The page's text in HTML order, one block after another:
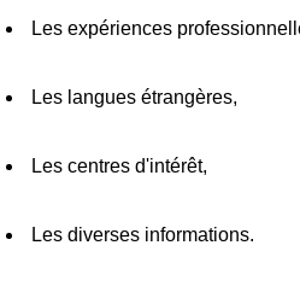
Les expériences
Les langues étrangères,
Les centres d'intérêt,
Les diverses informations.